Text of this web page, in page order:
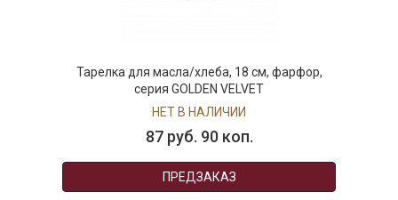
Тарелка для масла/хлеба, 18 см, фарфор,
серия GOLDEN VELVET
НЕТ В НАЛИЧИИ
87 руб. 90 коп.
ПРЕДЗАКАЗ